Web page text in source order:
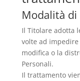
Modalità
Il Titolare adotta
volte ad impedire
modifica o la
Personali.
Il trattamento